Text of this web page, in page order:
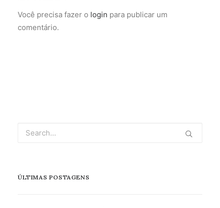
Você precisa fazer o login para publicar um
comentário.
ÚLTIMAS POSTAGENS